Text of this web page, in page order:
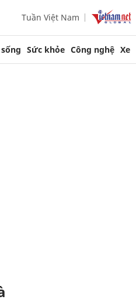
Tuần Việt Nam
Sức khỏe Công nghệ Xe